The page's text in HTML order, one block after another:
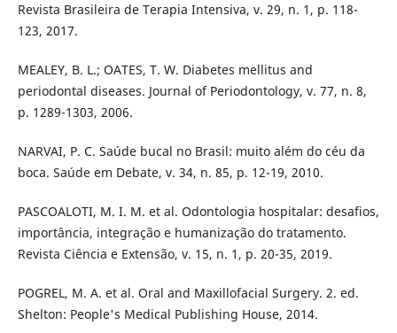
Revista Brasileira de Terapia Intensiva, v. 29, n. 1, p. 118-
123, 2017.
MEALEY, B. L.; OATES, T. W. Diabetes mellitus and
periodontal diseases. Journal of Periodontology, v. 77, n. 8,
p. 1289-1303, 2006.
NARVAI, P. C. Saúde bucal no Brasil: muito além do céu da
boca. Saúde em Debate, v. 34, n. 85, p. 12-19, 2010.
PASCOALOTI, M. I. M. et al. Odontologia hospitalar: desafios,
importância, integração e humanização do tratamento.
Revista Ciência e Extensão, v. 15, n. 1, p. 20-35, 2019.
POGREL, M. A. et al. Oral and Maxillofacial Surgery. 2. ed.
Shelton: People's Medical Publishing House, 2014.